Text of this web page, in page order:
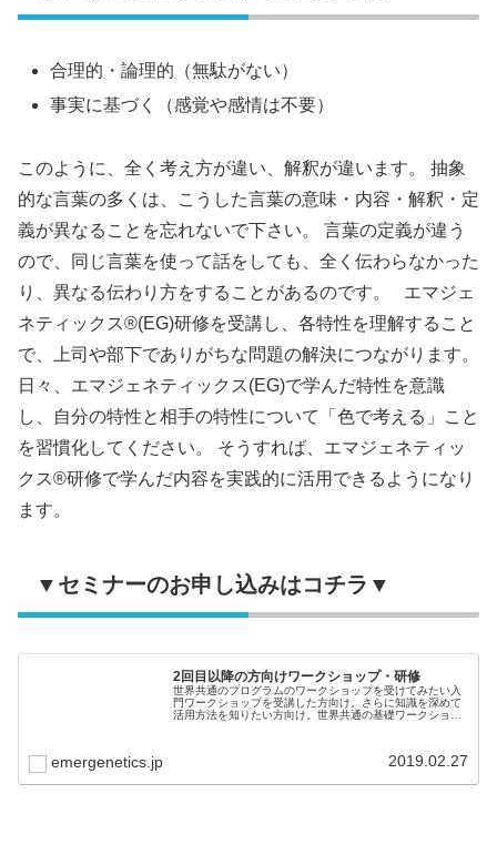
合理的・論理的（無駄がない）
事実に基づく（感覚や感情は不要）
このように、全く考え方が違い、解釈が違います。 抽象
的な言葉の多くは、こうした言葉の意味・内容・解釈・定
義が異なることを忘れないで下さい。 言葉の定義が違う
ので、同じ言葉を使って話をしても、全く伝わらなかった
り、異なる伝わり方をすることがあるのです。 エマジェ
ネティックス®(EG)研修を受講し、各特性を理解すること
で、上司や部下でありがちな問題の解決につながります。
日々、エマジェネティックス(EG)で学んだ特性を意識
し、自分の特性と相手の特性について「色で考える」こと
を習慣化してください。 そうすれば、エマジェネティッ
クス®研修で学んだ内容を実践的に活用できるようになり
ます。
▼セミナーのお申し込みはコチラ▼
2回目以降の方向けワークショップ・研修
世界共通のプログラムのワークショップを受けてみたい入
門ワークショップを受講した方向け。さらに知識を深めて
活用方法を知りたい方向け。世界共通の基礎ワークショッ
emergenetics.jp 2019.02.27